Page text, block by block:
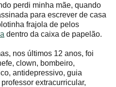
perdi minha mãe, quando
para escrever de casa
frajola de pelos
dentro da caixa de papelão.
nos últimos 12 anos, foi
clown, bombeiro,
antidepressivo, guia
extracurricular,